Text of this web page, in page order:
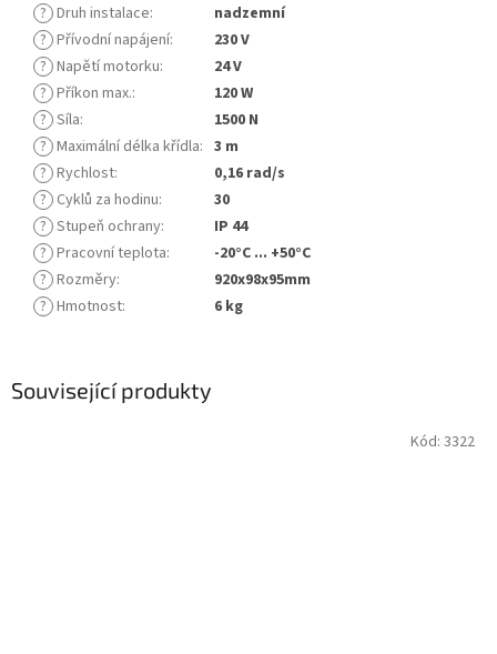
Související produkty
Kód: 3322
? Druh instalace:
nadzemní
? Přívodní napájení:
230 V
? Napětí motorku:
24 V
? Příkon max.:
120 W
? Síla:
1500 N
? Maximální délka křídla: 3 m
? Rychlost:
0,16 rad/s
? Cyklů za hodinu:
30
? Stupeň ochrany:
IP 44
? Pracovní teplota:
-20°C ... +50°C
? Rozměry:
920x98x95mm
? Hmotnost: 6 kg